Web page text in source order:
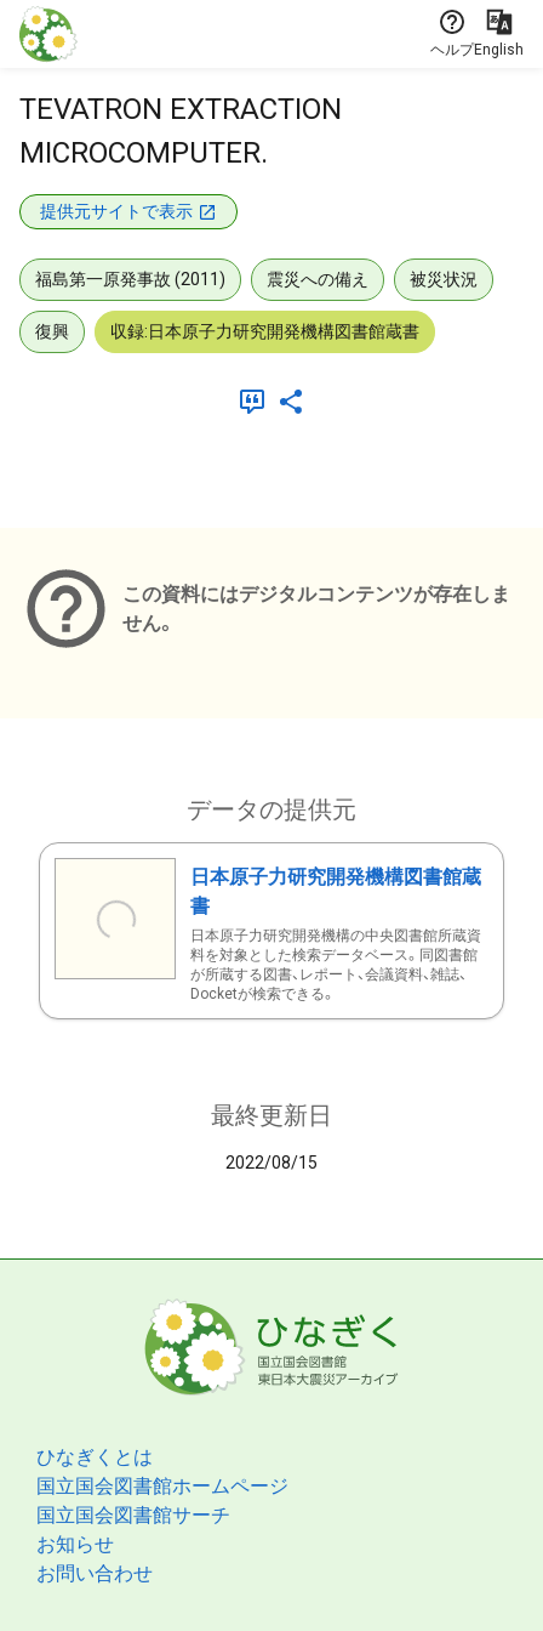
本文に飛ぶ
ヘルプEnglish
TEVATRON EXTRACTION
MICROCOMPUTER.
提供元サイトで表示
福島第一原発事故 (2011) 震災への備え 被災状況
復興 収録:日本原子力研究開発機構図書館蔵書
この資料にはデジタルコンテンツが存在しま
せん。
データの提供元
日本原子力研究開発機構図書館蔵
書
日本原子力研究開発機構の中央図書館所蔵資
料を対象とした検索データベース。同図書館
が所蔵する図書、レポート、会議資料、雑誌、
Docketが検索できる。
最終更新日
2022/08/15
ひなぎくとは
国立国会図書館ホームページ
国立国会図書館サーチ
お知らせ
お問い合わせ